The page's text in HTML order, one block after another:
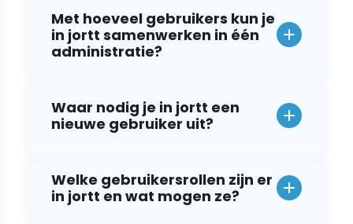
Met hoeveel gebruikers kun je
in jortt samenwerken in één
administratie?
Waar nodig je in jortt een
nieuwe gebruiker uit?
Welke gebruikersrollen zijn er
in jortt en wat mogen ze?